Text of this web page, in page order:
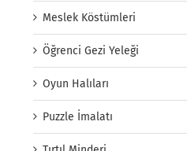
Meslek Köstümleri
Öğrenci Gezi Yeleği
Oyun Halıları
Puzzle İmalatı